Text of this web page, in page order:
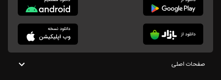
صفحات اصلی